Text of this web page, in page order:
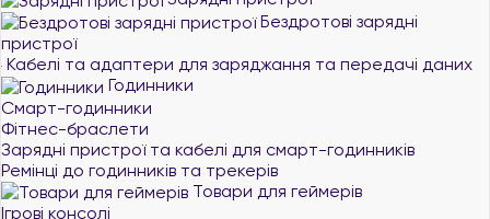
Бездротові зарядні
пристрої
Кабелі та адаптери для заряджання та передачі даних
Годинники
Смарт-годинники
Фітнес-браслети
Зарядні пристрої та кабелі для смарт-годинників
Ремінці до годинників та трекерів
Товари для геймерів
Ігрові консолі